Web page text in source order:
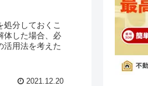
分しておくこ
体した場合、必
活用法を考えた
2021.12.20